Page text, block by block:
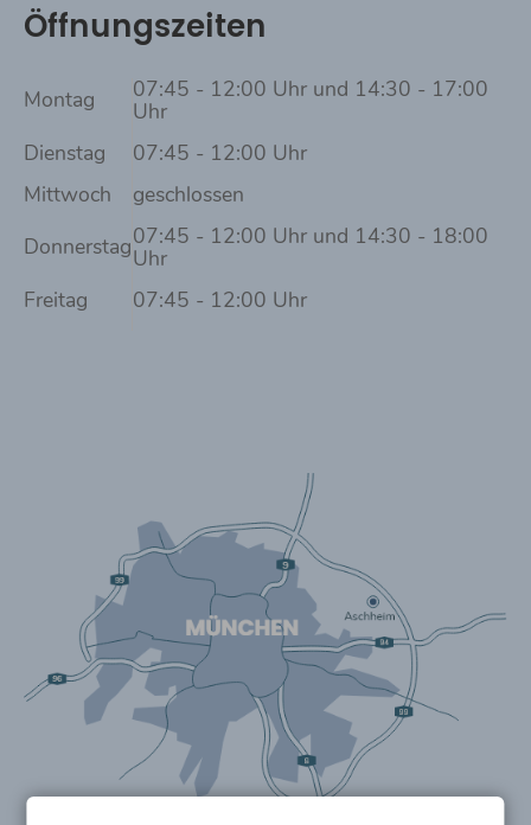
Öffnungszeiten
Montag 07:45 - 12:00 Uhr und 14:30 - 17:00
Uhr
Dienstag
07:45 - 12:00 Uhr
Mittwoch
geschlossen
Donnerstag07:45 - 12:00 Uhr und 14:30 - 18:00
Uhr
Freitag
07:45 - 12:00 Uhr